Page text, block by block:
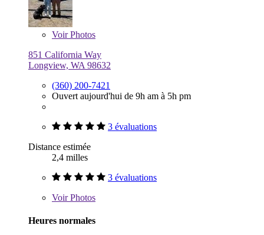
VoirPhotos
851 California Way
Longview, WA 98632
(360) 200-7421
Ouvert aujourd'hui de 9h am à 5h pm
3 évaluations
Distance estimée
2,4 milles
3 évaluations
VoirPhotos
Heures normales